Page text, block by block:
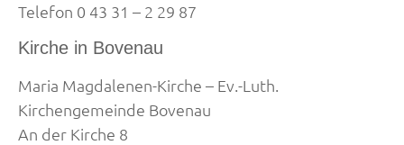
Telefon 0 43 31 – 2 29 87
Kirche in Bovenau
Maria Magdalenen-Kirche – Ev.-Luth.
Kirchengemeinde Bovenau
An der Kirche 8